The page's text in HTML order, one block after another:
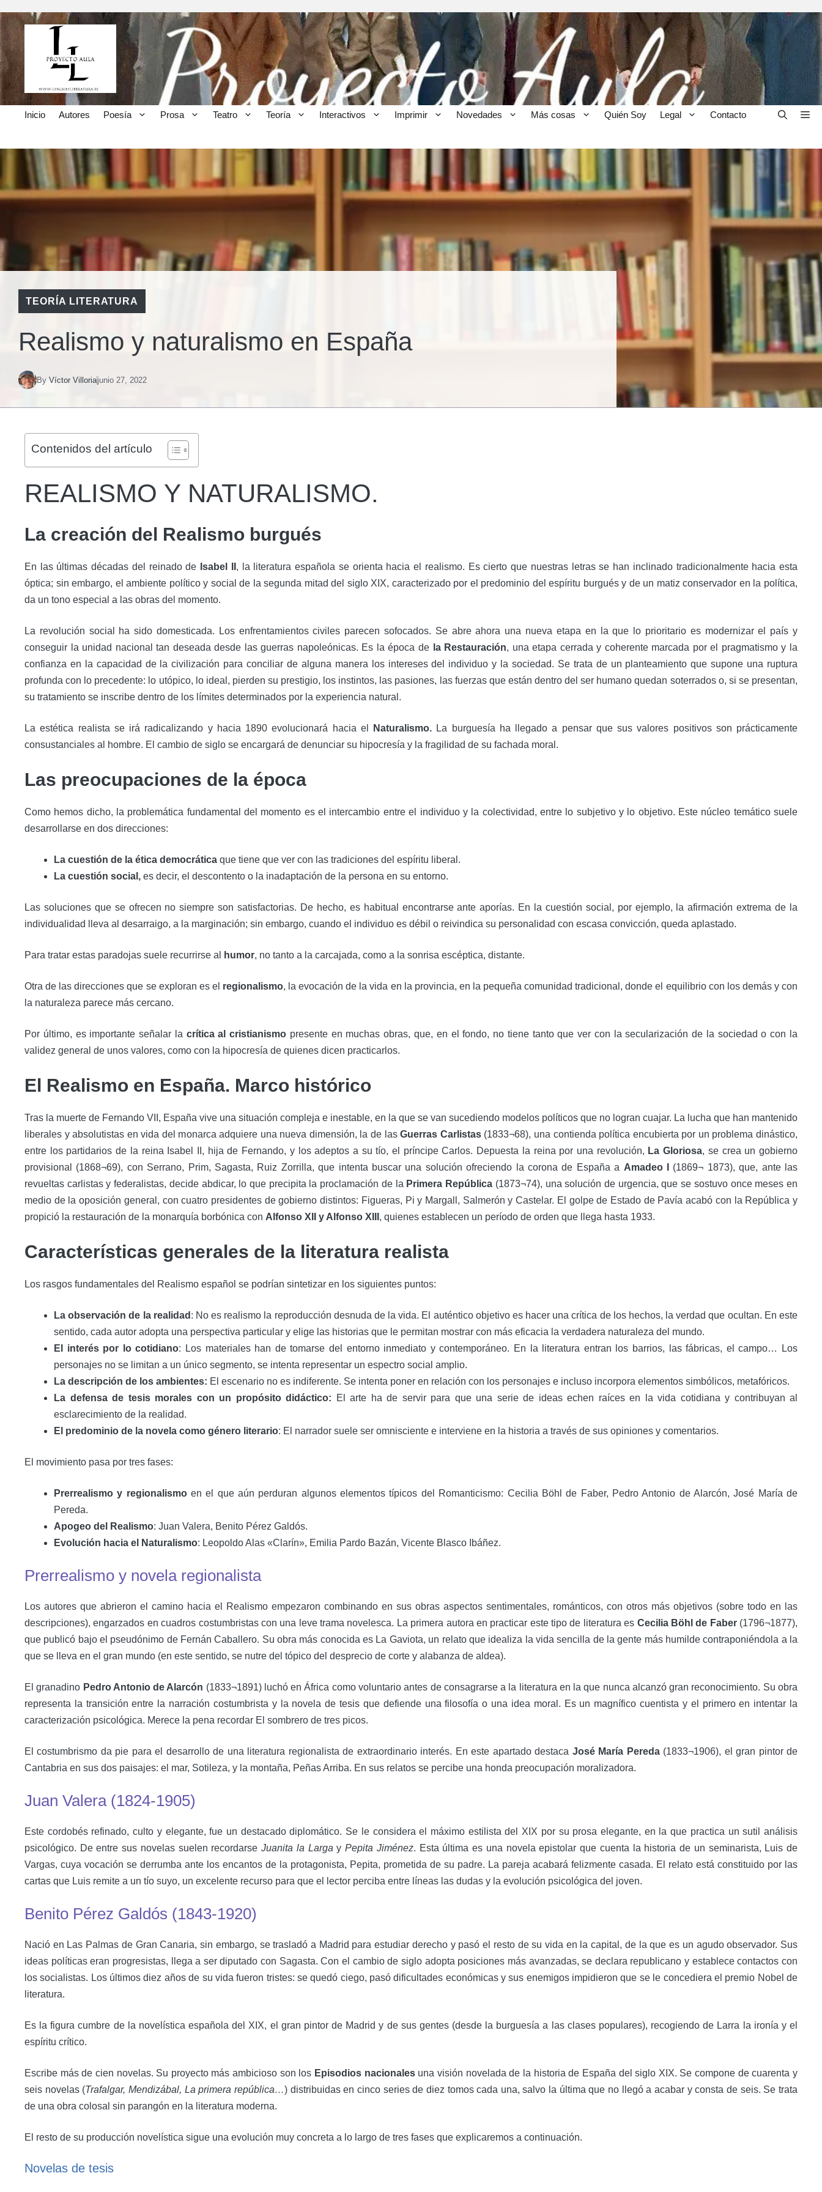
contenido
Inicio Autores Poesía Prosa Teatro Teoría Interactivos Imprimir Novedades Más cosas Quién Soy Legal Contacto
TEORÍA LITERATURA
Realismo y naturalismo en España
By Víctor Villoriajunio 27, 2022
Contenidos del artículo
REALISMO Y NATURALISMO.
La creación del Realismo burgués
En las últimas décadas del reinado de Isabel II , la literatura española se orienta hacia el realismo. Es cierto que nuestras letras se han inclinado tradicionalmente hacia esta
óptica; sin embargo, el ambiente político y social de la segunda mitad del siglo XIX, caracterizado por el predominio del espíritu burgués y de un matiz conservador en la política,
da un tono especial a las obras del momento.
La revolución social ha sido domesticada. Los enfrentamientos civiles parecen sofocados. Se abre ahora una nueva etapa en la que lo prioritario es modernizar el país y
conseguir la unidad nacional tan deseada desde las guerras napoleónicas. Es la época de la Restauración, una etapa cerrada y coherente marcada por el pragmatismo y la
confianza en la capacidad de la civilización para conciliar de alguna manera los intereses del individuo y la sociedad. Se trata de un planteamiento que supone una ruptura
profunda con lo precedente: lo utópico, lo ideal, pierden su prestigio, los instintos, las pasiones, las fuerzas que están dentro del ser humano quedan soterrados o, si se presentan,
su tratamiento se inscribe dentro de los límites determinados por la experiencia natural.
La estética realista se irá radicalizando y hacia 1890 evolucionará hacia el Naturalismo. La burguesía ha llegado a pensar que sus valores positivos son prácticamente
consustanciales al hombre. El cambio de siglo se encargará de denunciar su hipocresía y la fragilidad de su fachada moral.
Las preocupaciones de la época
Como hemos dicho, la problemática fundamental del momento es el intercambio entre el individuo y la colectividad, entre lo subjetivo y lo objetivo. Este núcleo temático suele
desarrollarse en dos direcciones:
La cuestión de la ética democrática que tiene que ver con las tradiciones del espíritu liberal.
La cuestión social, es decir, el descontento o la inadaptación de la persona en su entorno.
Las soluciones que se ofrecen no siempre son satisfactorias. De hecho, es habitual encontrarse ante aporías. En la cuestión social, por ejemplo, la afirmación extrema de la
individualidad lleva al desarraigo, a la marginación; sin embargo, cuando el individuo es débil o reivindica su personalidad con escasa convicción, queda aplastado.
Para tratar estas paradojas suele recurrirse al humor, no tanto a la carcajada, como a la sonrisa escéptica, distante.
Otra de las direcciones que se exploran es el regionalismo, la evocación de la vida en la provincia, en la pequeña comunidad tradicional, donde el equilibrio con los demás y con
la naturaleza parece más cercano.
Por último, es importante señalar la crítica al cristianismo presente en muchas obras, que, en el fondo, no tiene tanto que ver con la secularización de la sociedad o con la
validez general de unos valores, como con la hipocresía de quienes dicen practicarlos.
El Realismo en España. Marco histórico
Tras la muerte de Fernando VII, España vive una situación compleja e inestable, en la que se van sucediendo modelos políticos que no logran cuajar. La lucha que han mantenido
liberales y absolutistas en vida del monarca adquiere una nueva dimensión, la de lasGuerras Carlistas(1833¬68), una contienda política encubierta por un problema dinástico,
entre los partidarios de la reina Isabel II, hija de Fernando, y los adeptos a su tío, el príncipe Carlos. Depuesta la reina por una revolución, La Gloriosa, se crea un gobierno
provisional (1868¬69), con Serrano, Prim, Sagasta, Ruiz Zorrilla, que intenta buscar una solución ofreciendo la corona de España a Amadeo I
(1869¬ 1873), que, ante las
revueltas carlistas y federalistas, decide abdicar, lo que precipita la proclamación de la Primera República (1873¬74), una solución de urgencia, que se sostuvo once meses en
medio de la oposición general, con cuatro presidentes de gobierno distintos: Figueras, Pi y Margall, Salmerón y Castelar. El golpe de Estado de Pavía acabó con la República y
propició la restauración de la monarquía borbónica con Alfonso XII y Alfonso XIII , quienes establecen un período de orden que llega hasta 1933.
Características generales de la literatura realista
Los rasgos fundamentales del Realismo español se podrían sintetizar en los siguientes puntos:
La observación de la realidad : No es realismo la reproducción desnuda de la vida. El auténtico objetivo es hacer una crítica de los hechos, la verdad que ocultan. En este
sentido, cada autor adopta una perspectiva particular y elige las historias que le permitan mostrar con más eficacia la verdadera naturaleza del mundo.
El interés por lo cotidiano: Los materiales han de tomarse del entorno inmediato y contemporáneo. En la literatura entran los barrios, las fábricas, el campo… Los
personajes no se limitan a un único segmento, se intenta representar un espectro social amplio.
La descripción de los ambientes: El escenario no es indiferente. Se intenta poner en relación con los personajes e incluso incorpora elementos simbólicos, metafóricos.
La defensa de tesis morales con un propósito didáctico: El arte ha de servir para que una serie de ideas echen raíces en la vida cotidiana y contribuyan al
esclarecimiento de la realidad.
El predominio de la novela como género literario: El narrador suele ser omnisciente e interviene en la historia a través de sus opiniones y comentarios.
El movimiento pasa por tres fases:
Prerrealismo y regionalismoen el que aún perduran algunos elementos típicos del Romanticismo: Cecilia Böhl de Faber, Pedro Antonio de Alarcón, José María de
Pereda.
Apogeo del Realismo: Juan Valera, Benito Pérez Galdós.
Evolución hacia el Naturalismo: Leopoldo Alas «Clarín», Emilia Pardo Bazán, Vicente Blasco Ibáñez.
Prerrealismo y novela regionalista
Los autores que abrieron el camino hacia el Realismo empezaron combinando en sus obras aspectos sentimentales, románticos, con otros más objetivos (sobre todo en las
descripciones), engarzados en cuadros costumbristas con una leve trama novelesca. La primera autora en practicar este tipo de literatura es Cecilia Böhl de Faber(1796¬1877),
que publicó bajo el pseudónimo de Fernán Caballero. Su obra más conocida es La Gaviota, un relato que idealiza la vida sencilla de la gente más humilde contraponiéndola a la
que se lleva en el gran mundo (en este sentido, se nutre del tópico del desprecio de corte y alabanza de aldea).
El granadino Pedro Antonio de Alarcón (1833¬1891) luchó en África como voluntario antes de consagrarse a la literatura en la que nunca alcanzó gran reconocimiento. Su obra
representa la transición entre la narración costumbrista y la novela de tesis que defiende una filosofía o una idea moral. Es un magnífico cuentista y el primero en intentar la
caracterización psicológica. Merece la pena recordar El sombrero de tres picos.
El costumbrismo da pie para el desarrollo de una literatura regionalista de extraordinario interés. En este apartado destaca José María Pereda(1833¬1906), el gran pintor de
Cantabria en sus dos paisajes: el mar, Sotileza, y la montaña, Peñas Arriba. En sus relatos se percibe una honda preocupación moralizadora.
Juan Valera (1824-1905)
Este cordobés refinado, culto y elegante, fue un destacado diplomático. Se le considera el máximo estilista del XIX por su prosa elegante, en la que practica un sutil análisis
psicológico. De entre sus novelas suelen recordarseJuanita la Larga yPepita Jiménez. Esta última es una novela epistolar que cuenta la historia de un seminarista, Luis de
Vargas, cuya vocación se derrumba ante los encantos de la protagonista, Pepita, prometida de su padre. La pareja acabará felizmente casada. El relato está constituido por las
cartas que Luis remite a un tío suyo, un excelente recurso para que el lector perciba entre líneas las dudas y la evolución psicológica del joven.
Benito Pérez Galdós (1843-1920)
Nació en Las Palmas de Gran Canaria, sin embargo, se trasladó a Madrid para estudiar derecho y pasó el resto de su vida en la capital, de la que es un agudo observador. Sus
ideas políticas eran progresistas, llega a ser diputado con Sagasta. Con el cambio de siglo adopta posiciones más avanzadas, se declara republicano y establece contactos con
los socialistas. Los últimos diez años de su vida fueron tristes: se quedó ciego, pasó dificultades económicas y sus enemigos impidieron que se le concediera el premio Nobel de
literatura.
Es la figura cumbre de la novelística española del XIX, el gran pintor de Madrid y de sus gentes (desde la burguesía a las clases populares), recogiendo de Larra la ironía y el
espíritu crítico.
Escribe más de cien novelas. Su proyecto más ambicioso son los Episodios nacionalesuna visión novelada de la historia de España del siglo XIX. Se compone de cuarenta y
seis novelas (Trafalgar, Mendizábal, La primera república…) distribuidas en cinco series de diez tomos cada una, salvo la última que no llegó a acabar y consta de seis. Se trata
de una obra colosal sin parangón en la literatura moderna.
El resto de su producción novelística sigue una evolución muy concreta a lo largo de tres fases que explicaremos a continuación.
Novelas de tesis